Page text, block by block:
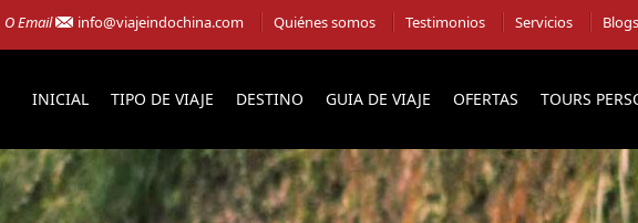
O Email info@viajeindochina.com Quiénes somos Testimonios Servicios Blogs
INICIAL TIPO DE VIAJE DESTINO GUIA DE VIAJE OFERTAS TOURS